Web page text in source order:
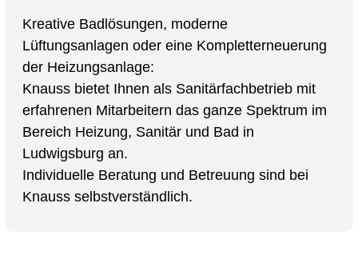
Kreative Badlösungen, moderne
Lüftungsanlagen oder eine Kompletterneuerung
der Heizungsanlage:
Knauss bietet Ihnen als Sanitärfachbetrieb mit
erfahrenen Mitarbeitern das ganze Spektrum im
Bereich Heizung, Sanitär und Bad in
Ludwigsburg an.
Individuelle Beratung und Betreuung sind bei
Knauss selbstverständlich.